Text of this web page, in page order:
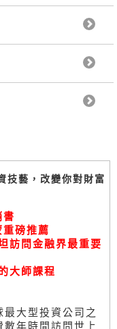
技藝，改變你對財富
書
磅推薦
訪問金融界最重要
大師課程
大型投資公司之
年時間訪問世上